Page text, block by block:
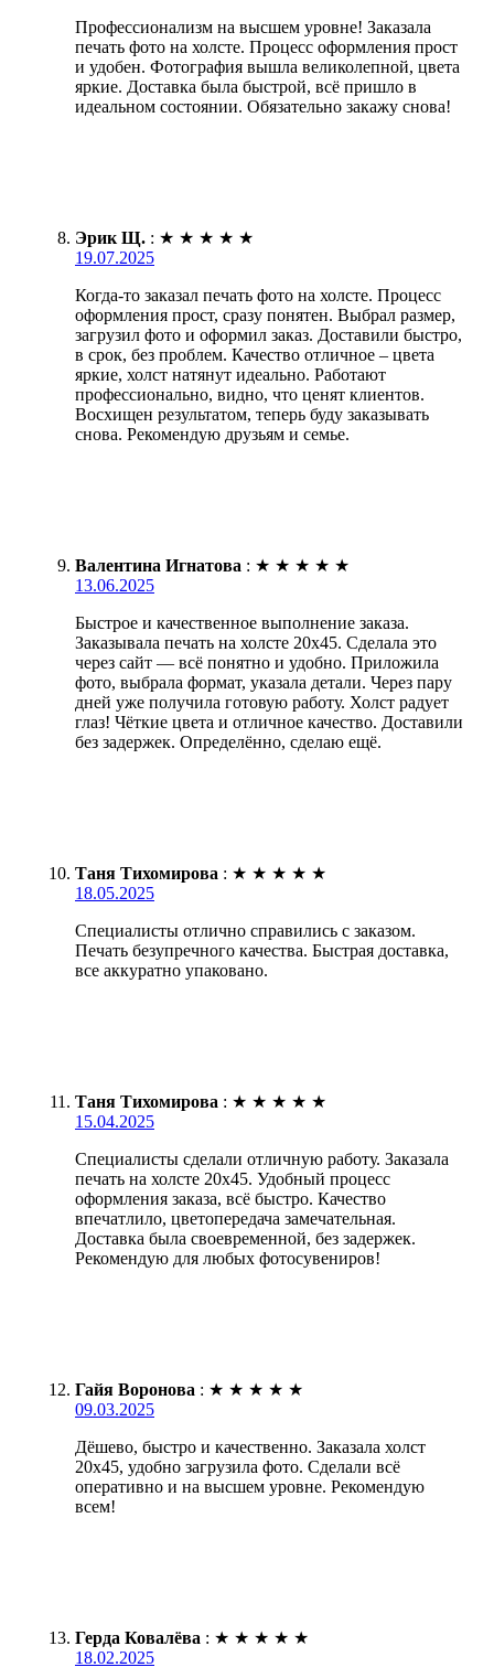
Профессионализм на высшем уровне! Заказала
печать фото на холсте. Процесс оформления прост
и удобен. Фотография вышла великолепной, цвета
яркие. Доставка была быстрой, всё пришло в
идеальном состоянии. Обязательно закажу снова!
Эрик Щ. : ★ ★ ★ ★ ★
19.07.2025
Когда-то заказал печать фото на холсте. Процесс
оформления прост, сразу понятен. Выбрал размер,
загрузил фото и оформил заказ. Доставили быстро,
в срок, без проблем. Качество отличное – цвета
яркие, холст натянут идеально. Работают
профессионально, видно, что ценят клиентов.
Восхищен результатом, теперь буду заказывать
снова. Рекомендую друзьям и семье.
Валентина Игнатова : ★ ★ ★ ★ ★
13.06.2025
Быстрое и качественное выполнение заказа.
Заказывала печать на холсте 20х45. Сделала это
через сайт — всё понятно и удобно. Приложила
фото, выбрала формат, указала детали. Через пару
дней уже получила готовую работу. Холст радует
глаз! Чёткие цвета и отличное качество. Доставили
без задержек. Определённо, сделаю ещё.
Таня Тихомирова : ★ ★ ★ ★ ★
18.05.2025
Специалисты отлично справились с заказом.
Печать безупречного качества. Быстрая доставка,
все аккуратно упаковано.
Таня Тихомирова : ★ ★ ★ ★ ★
15.04.2025
Специалисты сделали отличную работу. Заказала
печать на холсте 20х45. Удобный процесс
оформления заказа, всё быстро. Качество
впечатлило, цветопередача замечательная.
Доставка была своевременной, без задержек.
Рекомендую для любых фотосувениров!
Гайя Воронова : ★ ★ ★ ★ ★
09.03.2025
Дёшево, быстро и качественно. Заказала холст
20х45, удобно загрузила фото. Сделали всё
оперативно и на высшем уровне. Рекомендую
всем!
Герда Ковалёва : ★ ★ ★ ★ ★
18.02.2025